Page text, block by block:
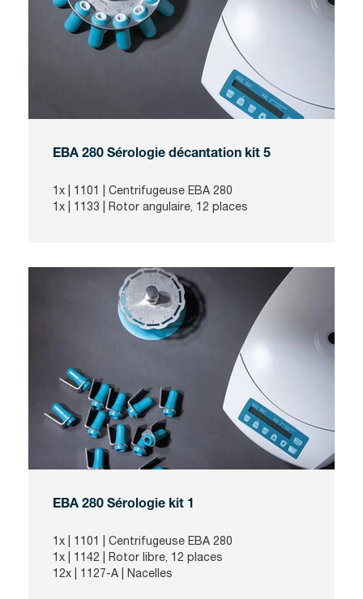
EBA 280 Sérologie décantation kit 5
1x | 1101
| Centrifugeuse EBA 280
1x | 1133 | Rotor angulaire, 12 places
EBA 280 Sérologie kit 1
1x | 1101
| Centrifugeuse EBA 280
1x | 1142 | Rotor libre, 12 places
12x | 1127-A | Nacelles